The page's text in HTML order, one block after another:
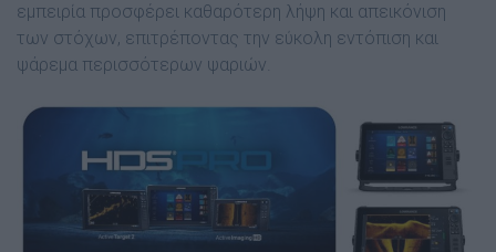
εμπειρία προσφέρει καθαρότερη λήψη και απεικόνιση
των στόχων, επιτρέποντας την εύκολη εντόπιση και
ψάρεμα περισσότερων ψαριών.